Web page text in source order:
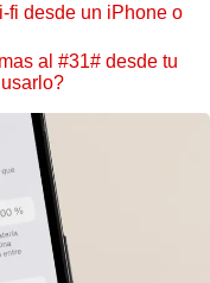
fi desde un iPhone o
al #31# desde tu